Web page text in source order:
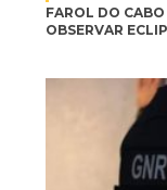
FAROL DO
OBSERVAR